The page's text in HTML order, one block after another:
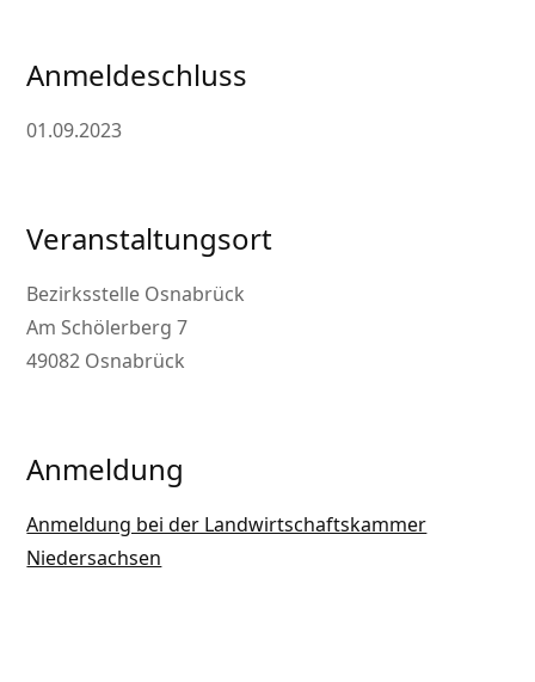
Anmeldeschluss
01.09.2023
Veranstaltungsort
Bezirksstelle Osnabrück
Am Schölerberg 7
49082 Osnabrück
Anmeldung
Anmeldung bei der Landwirtschaftskammer
Niedersachsen